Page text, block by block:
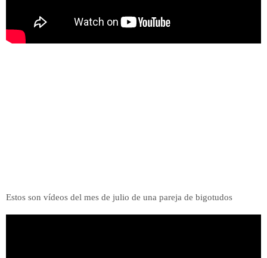
Estos son vídeos del mes de julio de una pareja de bigotudos